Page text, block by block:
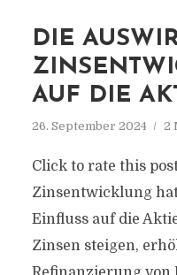
DIE
AUF DIE
26. September 2024 2
Click to rate this
Zinsentwicklung
Einfluss auf die
Zinsen steigen,